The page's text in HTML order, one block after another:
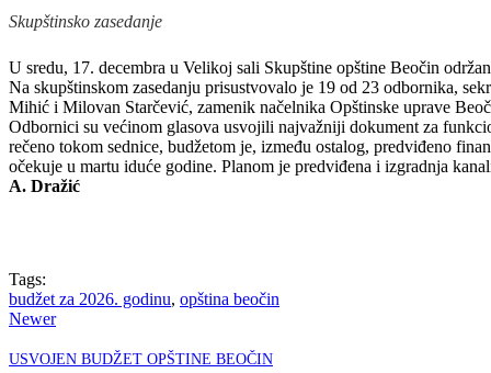
Skupštinsko zasedanje
U sredu, 17. decembra u Velikoj sali Skupštine opštine Beočin
Na skupštinskom zasedanju prisustvovalo je 19 od 23 odbornika,
Mihić i Milovan Starčević, zamenik načelnika Opštinske uprave
Odbornici su većinom glasova usvojili najvažniji dokument za
rečeno tokom sednice, budžetom je, između ostalog, predviđeno
očekuje u martu iduće godine. Planom je predviđena i izgradnja
A. Dražić
Tags:
budžet za 2026. godinu, opština beočin
Newer
USVOJEN BUDŽET OPŠTINE BEOČIN